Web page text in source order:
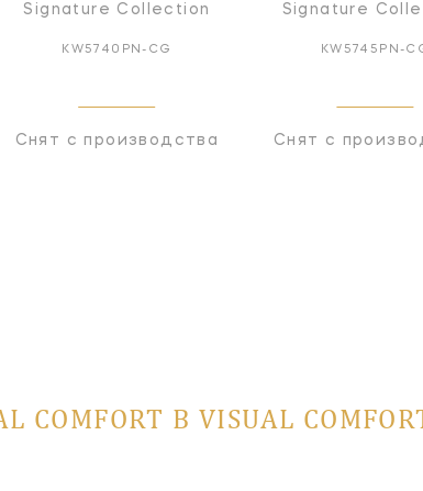
Signature Collection
KW5740PN-CG
Снят с производства
Signature
KW5745PN-
Снят с
COMFORT В VISUAL